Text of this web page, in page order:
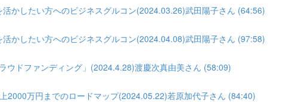
活かしたい方へのビジネスグルコン(2024.03.26)武田陽子さん (64:56)
活かしたい方へのビジネスグルコン(2024.04.08)武田陽子さん (97:58)
ウドファンディング」(2024.4.28)渡慶次真由美さん (58:09)
2000万円までのロードマップ(2024.05.22)若原加代子さん (84:40)